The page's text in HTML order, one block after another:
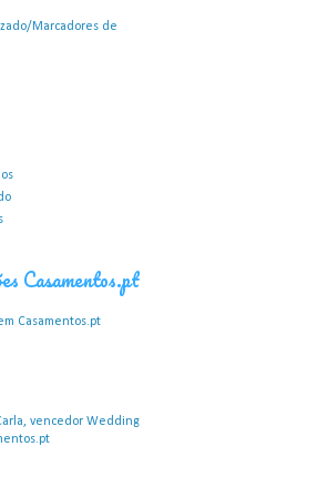
Marcadores de
Casamentos.pt